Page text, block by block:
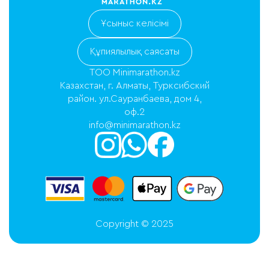
Ұсыныс келісімі
Құпиялылық саясаты
ТОО Minimarathon.kz
Казахстан, г. Алматы, Турксибский
район. ул.Сауранбаева, дом 4,
оф.2
info@minimarathon.kz
Copyright © 2025